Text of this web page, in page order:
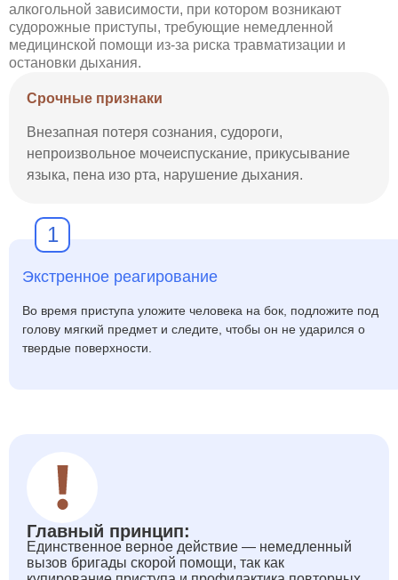
алкогольной зависимости, при котором возникают
судорожные приступы, требующие немедленной
медицинской помощи из-за риска травматизации и
остановки дыхания.
Срочные признаки
Внезапная потеря сознания, судороги,
непроизвольное мочеиспускание, прикусывание
языка, пена изо рта, нарушение дыхания.
1
Экстренное реагирование
Во время приступа уложите человека на бок, подложите под
голову мягкий предмет и следите, чтобы он не ударился о
твердые поверхности.
Главный принцип:
Единственное верное действие — немедленный
вызов бригады скорой помощи, так как